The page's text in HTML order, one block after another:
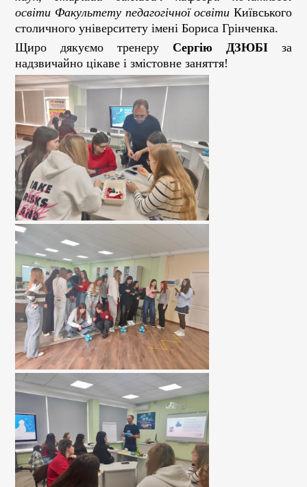
освіти Факультету педагогічної освіти Київського
столичного університету імені Бориса Грінченка.
Щиро дякуємо тренеру Сергію ДЗЮБІ за
надзвичайно цікаве і змістовне заняття!